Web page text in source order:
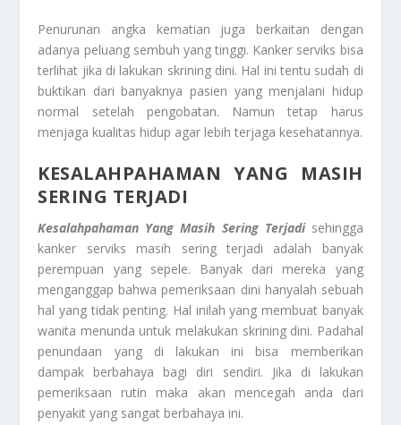
Penurunan angka kematian juga berkaitan dengan
adanya peluang sembuh yang tinggi. Kanker serviks bisa
terlihat jika di lakukan skrining dini. Hal ini tentu sudah di
buktikan dari banyaknya pasien yang menjalani hidup
normal setelah pengobatan. Namun tetap harus
menjaga kualitas hidup agar lebih terjaga kesehatannya.
KESALAHPAHAMAN YANG MASIH
SERING TERJADI
Kesalahpahaman Yang Masih Sering Terjadisehingga
kanker serviks masih sering terjadi adalah banyak
perempuan yang sepele. Banyak dari mereka yang
menganggap bahwa pemeriksaan dini hanyalah sebuah
hal yang tidak penting. Hal inilah yang membuat banyak
wanita menunda untuk melakukan skrining dini. Padahal
penundaan yang di lakukan ini bisa memberikan
dampak berbahaya bagi diri sendiri. Jika di lakukan
pemeriksaan rutin maka akan mencegah anda dari
penyakit yang sangat berbahaya ini.